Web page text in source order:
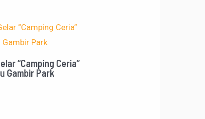
“Camping Ceria”
Gambir Park